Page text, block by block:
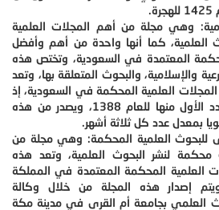
وهي مجلة من أهم المجلات العلمية
العلمية، كما أنها واحدة من أهم وأفضل
المعتمدة في السعودية، وتختص هذه
والإسلامية، والبحوث المتعلقة بها، وتعد
العلمية المحكمة في السعودية، إذ
يعود تاريخ إصدار العدد الأول منها للعام 1388، ويصدر من هذه
بمعدل عدد كل ثلاثة أشهر.
للبحوث العلمية المحكمة: وهي مجلة من
لنشر البحوث العلمية، وتعد هذه
العلمية المحكمة المعتمدة في المملكة
ويتم إصدار هذه المجلة من خلال وكالة
العلمي بجامعة أم القرى في مدينة مكة